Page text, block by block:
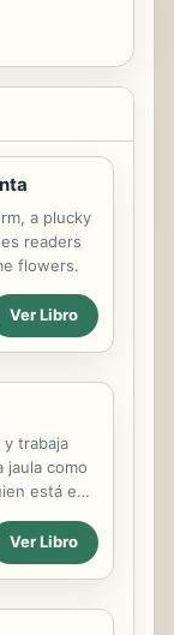
a plucky
readers
flowers.
Ver Libro
y trabaja
jaula como
está en
Ver Libro